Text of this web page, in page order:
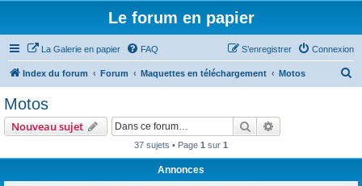
Le forum en papier
La Galerie en papier FAQ Connexion
S’enregistrer
Index du forum Forum Maquettes en téléchargement Motos
Motos
Nouveau sujet Rechercher
37 sujets • Page 1 sur 1
Annonces